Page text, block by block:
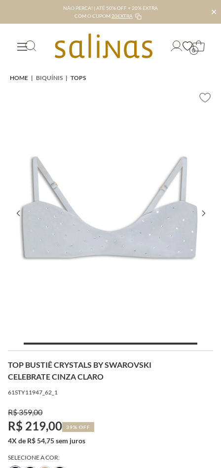
NÃO PERCA! | ATÉ 50% OFF + 20% EXTRA
COM O CUPOM 20EXTRA ✕
0
HOME | BIQUÍNIS | TOPS
TOP BUSTIÊ CRYSTALS BY SWAROVSKI
CELEBRATE CINZA CLARO
61STY11947_62_1
R$ 359,00
R$ 219,00 39% OFF
4X de R$ 54,75 sem juros
SELECIONE A COR: